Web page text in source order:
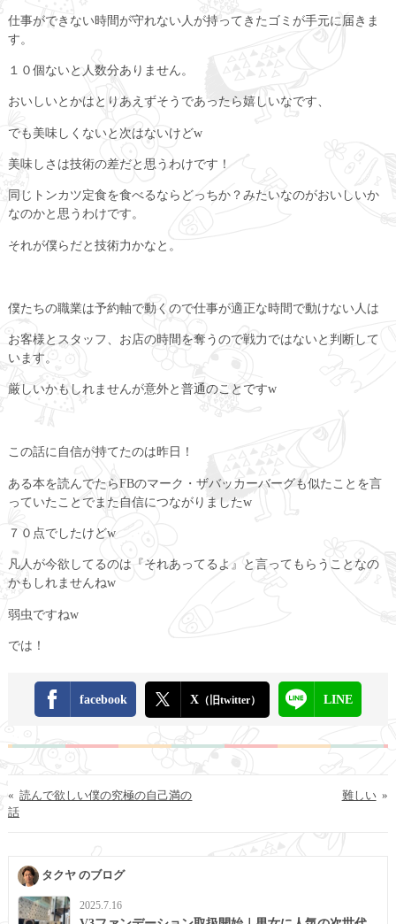
仕事ができない時間が守れない人が持ってきたゴミが手元に届きま
す。
１０個ないと人数分ありません。
おいしいとかはとりあえずそうであったら嬉しいなです、
でも美味しくないと次はないけどw
美味しさは技術の差だと思うわけです！
同じトンカツ定食を食べるならどっちか？みたいなのがおいしいか
なのかと思うわけです。
それが僕らだと技術力かなと。
僕たちの職業は予約軸で動くので仕事が適正な時間で動けない人は
お客様とスタッフ、お店の時間を奪うので戦力ではないと判断して
います。
厳しいかもしれませんが意外と普通のことですw
この話に自信が持てたのは昨日！
ある本を読んでたらFBのマーク・ザバッカーバーグも似たことを言
っていたことでまた自信につながりましたw
７０点でしたけどw
凡人が今欲してるのは『それあってるよ』と言ってもらうことなの
かもしれませんねw
弱虫ですねw
では！
facebook X（旧twitter） LINE
« 読んで欲しい僕の究極の自己満の
話
»
難しい
タクヤ のブログ
2025.7.16